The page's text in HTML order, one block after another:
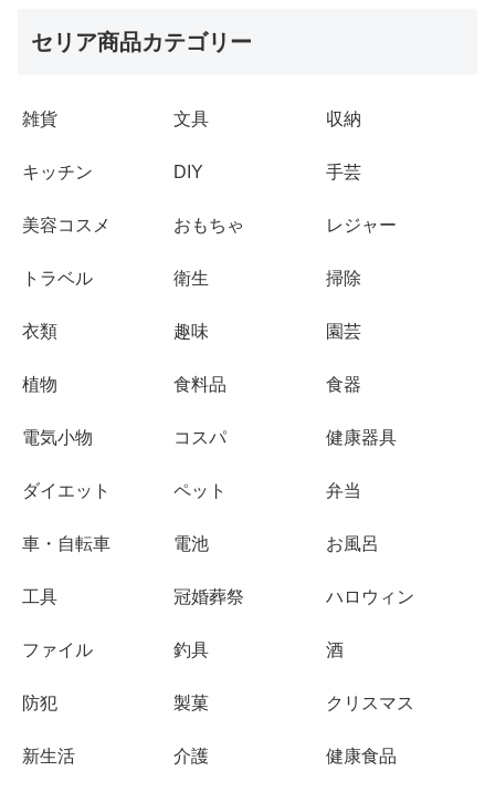
セリア商品カテゴリー
雑貨 文具 収納
キッチン DIY 手芸
美容コスメ おもちゃ レジャー
トラベル 衛生 掃除
衣類 趣味 園芸
植物 食料品 食器
電気小物 コスパ 健康器具
ダイエット ペット 弁当
車・自転車 電池 お風呂
工具 冠婚葬祭 ハロウィン
ファイル 釣具 酒
防犯 製菓 クリスマス
新生活 介護 健康食品